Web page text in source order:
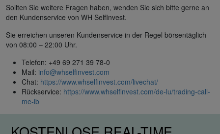
Sollten Sie weitere Fragen haben, wenden Sie sich bitte gerne an
den Kundenservice von WH SelfInvest.
Sie erreichen unseren Kundenservice in der Regel börsentäglich
von 08:00 – 22:00 Uhr.
Telefon: +49 69 271 39 78-0
Mail: info@whselfinvest.com
Chat: https://www.whselfinvest.com/livechat/
Rückservice: https://www.whselfinvest.com/de-lu/trading-call-
me-ib